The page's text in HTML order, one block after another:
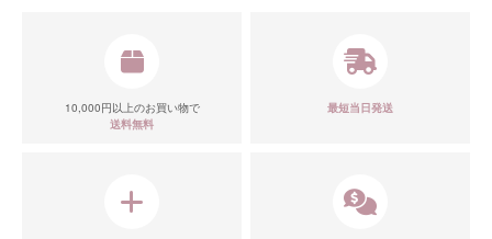
10,000円以上のお買い物で
送料無料
最短当日発送